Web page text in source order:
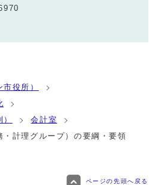
役所）
会計室
計理グループ）の要綱・要領
ページの先頭へ戻る